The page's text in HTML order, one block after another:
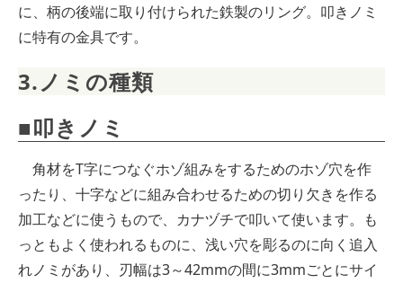
に、柄の後端に取り付けられた鉄製のリング。叩きノミ
に特有の金具です。
3.ノミの種類
■叩きノミ
角材をT字につなぐホゾ組みをするためのホゾ穴を作
ったり、十字などに組み合わせるための切り欠きを作る
加工などに使うもので、カナヅチで叩いて使います。も
っともよく使われるものに、浅い穴を彫るのに向く追入
れノミがあり、刃幅は3～42mmの間に3mmごとにサイ